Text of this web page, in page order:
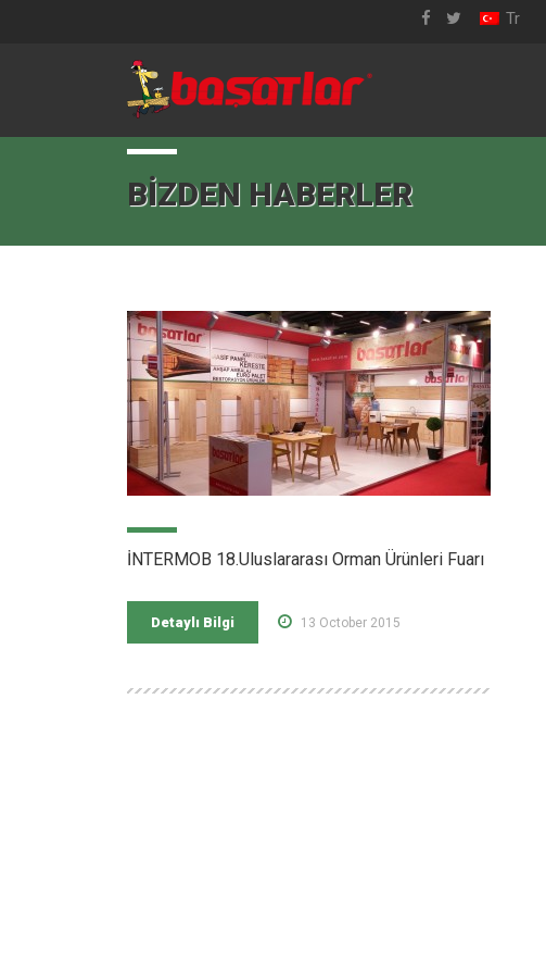
Tr
BIZDEN HABERLER
İNTERMOB 18.Uluslararası Orman Ürünleri Fuarı
Detaylı Bilgi 13 October 2015